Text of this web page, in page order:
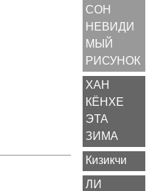
СОН
НЕВИДИ
МЫЙ
РИСУНОК
ХАН
КЁНХЕ
ЭТА
ЗИМА
Кизикчи
ЛИ